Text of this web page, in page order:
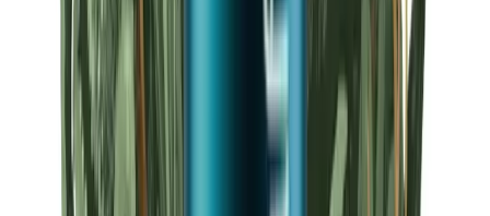
Sativa Strains Indica Strains Hybrid Strains
Standorte